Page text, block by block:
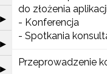
Rozwiń sekcję "Konkurs
▶
Rozwiń sekcję "Konkurs
▶
Rozwiń sekcję "Konkurs
▶
do złożenia
- Konferencja
- Spotkania
Przeprowadzenie